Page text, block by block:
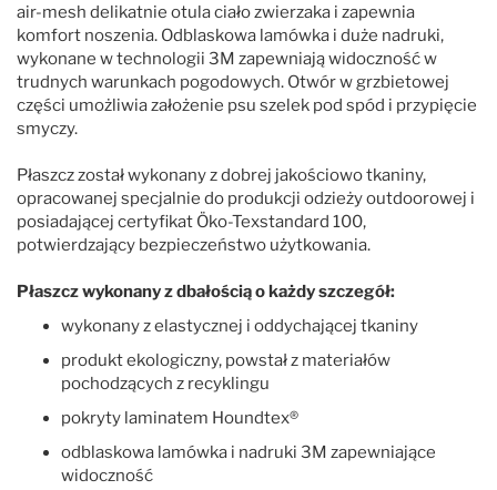
air-mesh delikatnie otula ciało zwierzaka i zapewnia
komfort noszenia. Odblaskowa lamówka i duże nadruki,
wykonane w technologii 3M zapewniają widoczność w
trudnych warunkach pogodowych. Otwór w grzbietowej
części umożliwia założenie psu szelek pod spód i przypięcie
smyczy.
Płaszcz został wykonany z dobrej jakościowo tkaniny,
opracowanej specjalnie do produkcji odzieży outdoorowej i
posiadającej certyfikat Öko-Texstandard 100,
potwierdzający bezpieczeństwo użytkowania.
Płaszcz wykonany z dbałością o każdy szczegół:
wykonany z elastycznej i oddychającej tkaniny
produkt ekologiczny, powstał z materiałów
pochodzących z recyklingu
pokryty laminatem Houndtex®
odblaskowa lamówka i nadruki 3M zapewniające
widoczność